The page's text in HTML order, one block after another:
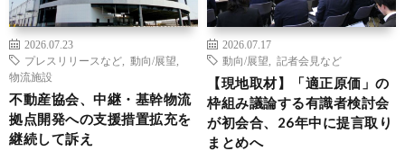
2026.07.23
プレスリリースなど
動向/展望
物流施設
不動産協会、中継・基幹物流
拠点開発への支援措置拡充を
継続して訴え
2026.07.17
動向/展望
記者会見など
【現地取材】「適正原価」の
枠組み議論する有識者検討会
が初会合、26年中に提言取り
まとめへ